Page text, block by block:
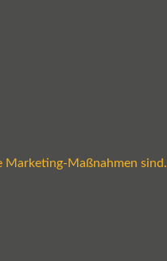
Marketing-Maßnahmen sind.